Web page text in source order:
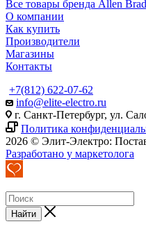
Все товары бренда Allen
О компании
Как купить
Производители
Магазины
Контакты
+7(812) 622-07-62
info@elite-electro.ru
г. Санкт-Петербург, ул.
Политика
2026 © Элит-Электро:
Разработано у маркетолога
Найти